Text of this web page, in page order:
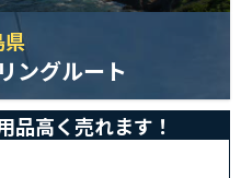
県
ングルート
品高く売れます！